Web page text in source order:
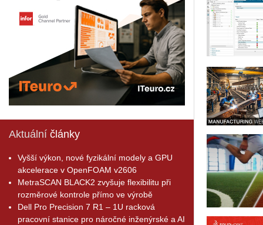
Aktuální články
Vyšší výkon, nové fyzikální modely a GPU
akcelerace v OpenFOAM v2606
MetraSCAN BLACK2 zvyšuje flexibilitu při
rozměrové kontrole přímo ve výrobě
Dell Pro Precision 7 R1 – 1U racková
pracovní stanice pro náročné inženýrské a AI